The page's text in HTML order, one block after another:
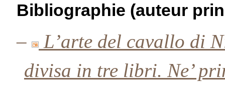
Bibliographie (auteur
–
L’arte del cavallo di
divisa in tre libri. Ne’